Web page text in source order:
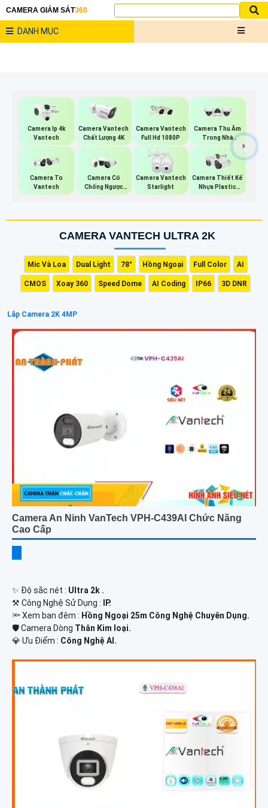
CAMERA GIÁM SÁT360
DANH MỤC
Camera Ip 4k
Vantech
Camera Vantech
Chất Lượng 4K
Camera Vantech
Full Hd 1080P
Camera Thu Âm
Trong Nhà
Vantech
Camera To
Vantech
Camera Có
Chống Ngược
Sáng Vantech
Camera Vantech
Starlight
Camera Thiết Kế
Nhựa Plastic
Vantech
CAMERA VANTECH ULTRA 2K
Mic Và Loa Dual Light 78° Hồng Ngoại Full Color AI
CMOS Xoay 360 Speed Dome AI Coding IP66 3D DNR
Lắp Camera 2K 4MP
Camera An Ninh VanTech VPH-C439AI Chức Năng
Cao Cấp
✨ Độ sắc nét : Ultra 2k .
⚒ Công Nghệ Sử Dụng :
IP.
🔦 Xem ban đêm : Hồng Ngoại 25m Công Nghệ Chuyên Dụng.
🛡 Camera Dòng Thân Kim loại.
️💎 Ưu Điểm : Công Nghệ AI.